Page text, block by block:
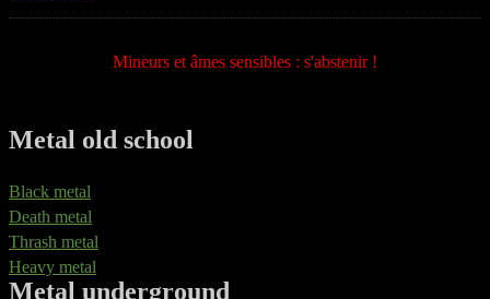
Mineurs et âmes sensibles : s'abstenir !
Metal old school
Black metal
Death metal
Thrash metal
Heavy metal
Metal underground